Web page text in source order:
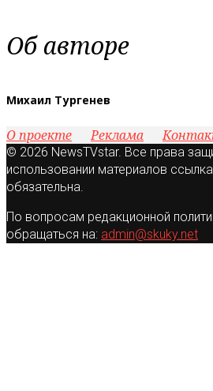
Об авторе
Михаил Тургенев
О проекте Реклама
© 2026 NewsTVstar. Все права
использовании материалов
обязательна.
По вопросам редакционной
обращаться на: admin@skuky.net